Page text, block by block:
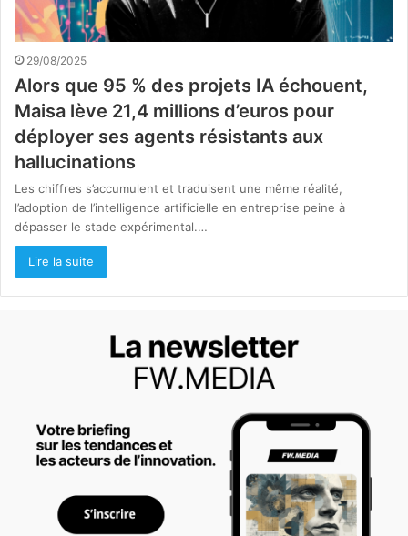
29/08/2025
Alors que 95 % des projets IA échouent,
Maisa lève 21,4 millions d’euros pour
déployer ses agents résistants aux
hallucinations
Les chiffres s’accumulent et traduisent une même réalité,
l’adoption de l’intelligence artificielle en entreprise peine à
dépasser le stade expérimental.…
Lire la suite